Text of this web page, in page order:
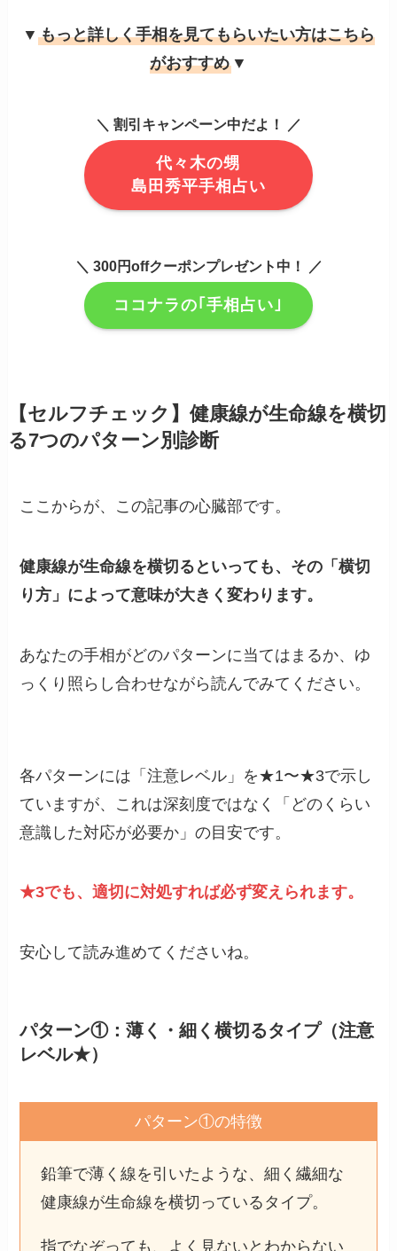
▼ もっと詳しく手相を見てもらいたい方はこちら
がおすすめ ▼
＼ 割引キャンペーン中だよ！ ／
代々木の甥
島田秀平手相占い
＼ 300円offクーポンプレゼント中！ ／
ココナラの｢手相占い｣
【セルフチェック】健康線が生命線を横切
る7つのパターン別診断
ここからが、この記事の心臓部です。
健康線が生命線を横切るといっても、その「横切
り方」によって意味が大きく変わります。
あなたの手相がどのパターンに当てはまるか、ゆ
っくり照らし合わせながら読んでみてください。
各パターンには「注意レベル」を★1〜★3で示し
ていますが、これは深刻度ではなく「どのくらい
意識した対応が必要か」の目安です。
★3でも、適切に対処すれば必ず変えられます。
安心して読み進めてくださいね。
パターン①：薄く・細く横切るタイプ（注意
レベル★）
パターン①の特徴
鉛筆で薄く線を引いたような、細く繊細な
健康線が生命線を横切っているタイプ。
指でなぞっても、よく見ないとわからない